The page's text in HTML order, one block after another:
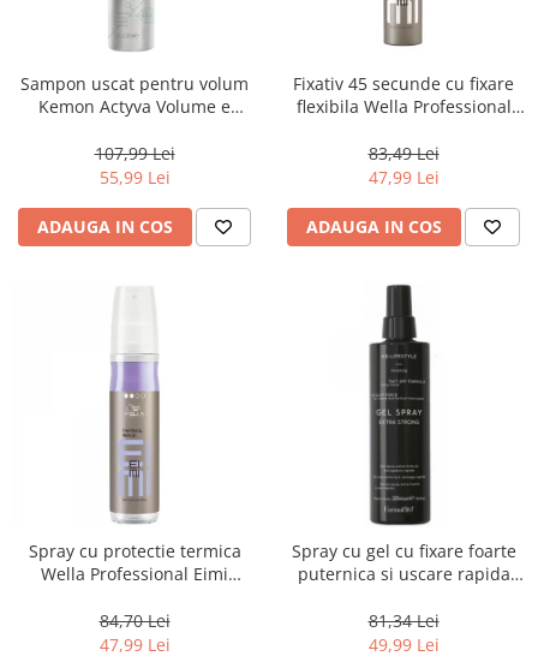
Sampon uscat pentru volum
Kemon Actyva Volume e
200ml
107,99 Lei
55,99 Lei
ADAUGA IN COS
Fixativ 45 secunde cu fixare
flexibila Wella Professional
83,49 Lei
47,99 Lei
ADAUGA IN COS
Spray cu protectie termica
Wella Professional Eimi
84,70 Lei
47,99 Lei
Spray cu gel cu fixare foarte
puternica si uscare rapida
Spray, 220 ml
81,34 Lei
49,99 Lei